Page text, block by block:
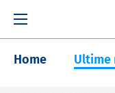
Home Ultime